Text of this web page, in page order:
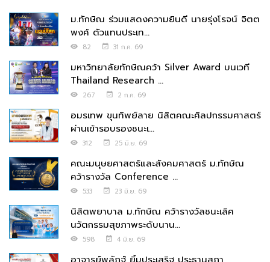
ม.ทักษิณ ร่วมแสดงความยินดี นายรุ่งโรจน์ จิตต
พงศ์ ตัวแทนประเท...
82 31 ก.ค. 69
มหาวิทยาลัยทักษิณคว้า Silver Award บนเวที
Thailand Research ...
267 2 ก.ค. 69
อมรเทพ ขุนทิพย์ลาย นิสิตคณะศิลปกรรมศาสตร์
ผ่านเข้ารอบรองชนะเ...
312 25 มิ.ย. 69
คณะมนุษยศาสตร์และสังคมศาสตร์ ม.ทักษิณ
คว้ารางวัล Conference ...
533 23 มิ.ย. 69
นิสิตพยาบาล ม.ทักษิณ คว้ารางวัลชนะเลิศ
นวัตกรรมสุขภาพระดับนาน...
598 4 มิ.ย. 69